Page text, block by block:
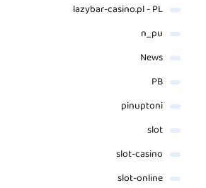
lazybar-casino.pl - PL
n_pu
News
PB
pinuptoni
slot
slot-casino
slot-online